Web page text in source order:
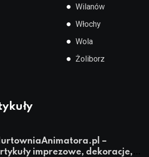
● Wilanów
● Włochy
● Wola
● Żoliborz
–
imprezowe, dekoracje,